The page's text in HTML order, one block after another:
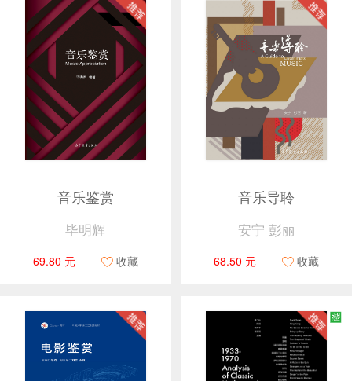
音乐鉴赏
毕明辉
69.80 元 收藏
音乐导聆
安宁 彭丽
68.50 元 收藏